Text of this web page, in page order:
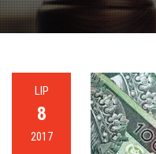
LIP
8
2017